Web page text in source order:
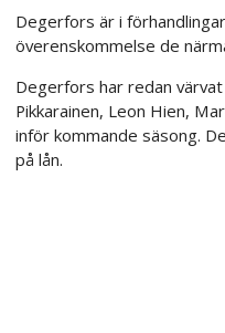
Degerfors är i
överenskommelse de
Degerfors har redan värvat
Pikkarainen, Leon Hien,
inför kommande säsong.
på lån.